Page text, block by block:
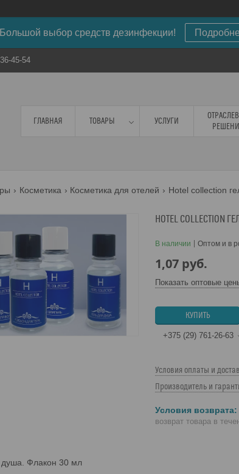
Большой выбор средств дезинфекции!
45-54
ГЛАВНАЯ ТОВАРЫ УСЛУГИ
Косметика Косметика для отелей Hotel collection
HOTEL
В наличии Оптом и в
1,07 руб.
Показать оптовые
КУПИТЬ
+375 (29) 761-26-63
Условия оплаты и
Производитель и
возврат товара в
душа. Флакон 30 мл